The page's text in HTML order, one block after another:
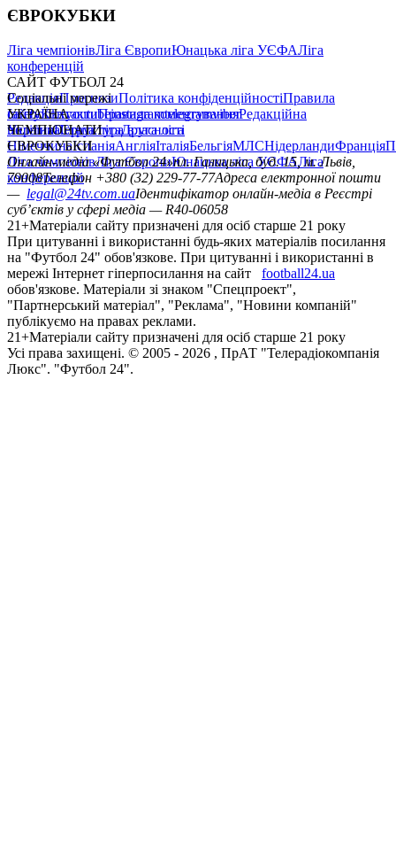
ЄВРОКУБКИ
Ліга чемпіонівЛіга ЄвропиЮнацька ліга УЄФАЛіга
конференцій
САЙТ ФУТБОЛ 24
РедакціяПрогнозиПолітика конфіденційностіПравила
сайтуКонтактиПравила коментуванняРедакційна
політикаСтруктура власності
Соціальні мережі
facebookxyoutubeinstagramtelegramviber
УКРАЇНА
УкраїнаПерша лігаДруга ліга
ЧЕМПІОНАТИ
НімеччинаІспаніяАнгліяІталіяБельгіяМЛСНідерландиФранція
ЄВРОКУБКИ
Ліга чемпіонівЛіга ЄвропиЮнацька ліга УЄФАЛіга
конференцій
Онлайн-медіа «Футбол 24»пл. Галицька, буд. 15, м. Львів,
79008Телефон +380 (32) 229-77-77Адреса електронної пошти
— legal@24tv.com.uaІдентифікатор онлайн-медіа в Реєстрі
суб’єктів у сфері медіа — R40-06058
21+Матеріали сайту призначені для осіб старше 21 року
При цитуванні і використанні будь-яких матеріалів посилання
на "Футбол 24" обов'язкове. При цитуванні і використанні в
мережі Інтернет гіперпосилання на сайт
football24.ua
обов'язкове. Матеріали зі знаком "Спецпроект",
"Партнерський матеріал", "Реклама", "Новини компаній"
публікуємо на правах реклами.
21+Матеріали сайту призначені для осіб старше 21 року
Усi права захищенi. © 2005 - 2026 , ПрАТ "Телерадіокомпанія
Люкс". "Футбол 24".